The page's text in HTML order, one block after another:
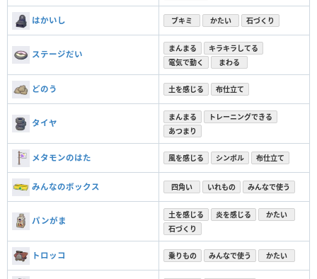
はかいし ブキミ かたい 石づくり
ステージだい
まんまる
キラキラしてる
電気で動く
まわる
どのう 土を感じる 布仕立て
タイヤ
まんまる
トレーニングできる
あつまり
メタモンのはた 風を感じる シンボル 布仕立て
みんなのボックス 四角い いれもの みんなで使う
パンがま
土を感じる 炎を感じる
かたい
石づくり
トロッコ 乗りもの みんなで使う かたい